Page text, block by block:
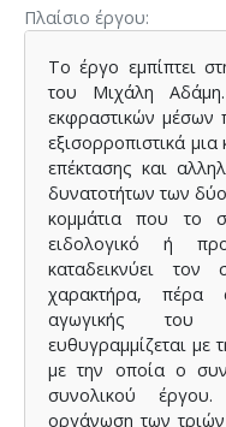
Πλαίσιο έργου
Το έργο εμπίπτει
του Μιχάλη
εκφραστικών μέσων
εξισορροπιστικά
επέκτασης και
δυνατοτήτων των
κομμάτια που το
ειδολογικό ή
καταδεικνύει τον
χαρακτήρα, πέρα
αγωγικής του
ευθυγραμμίζεται με
με την οποία ο
συνολικού
οργάνωση των τριών